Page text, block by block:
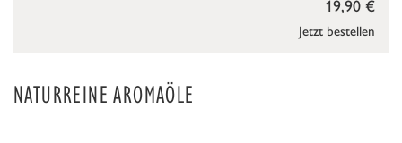
Jetzt bestellen
19,90 €
NATURREINE AROMAÖLE